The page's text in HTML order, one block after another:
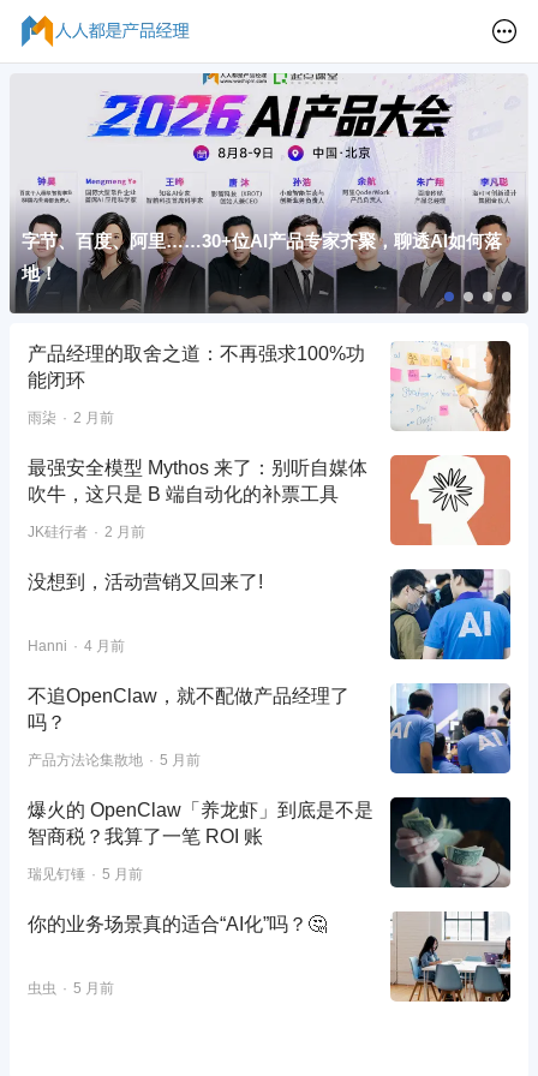
字节、百度、阿里……30+位AI产品专家齐聚，聊透AI如何落
地！
产品经理的取舍之道：不再强求100%功
能闭环
雨柒 2 月前
最强安全模型 Mythos 来了：别听自媒体
吹牛，这只是 B 端自动化的补票工具
JK硅行者 2 月前
没想到，活动营销又回来了!
Hanni 4 月前
不追OpenClaw，就不配做产品经理了
吗？
产品方法论集散地 5 月前
爆火的 OpenClaw「养龙虾」到底是不是
智商税？我算了一笔 ROI 账
瑞见钉锤 5 月前
你的业务场景真的适合“AI化”吗？🤔
虫虫 5 月前